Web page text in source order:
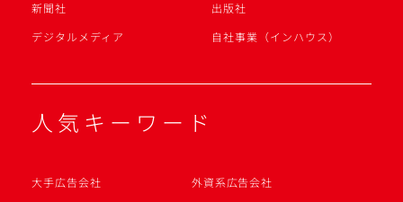
新聞社
出版社
デジタルメディア
自社事業（インハウス）
人気キーワード
大手広告会社
外資系広告会社